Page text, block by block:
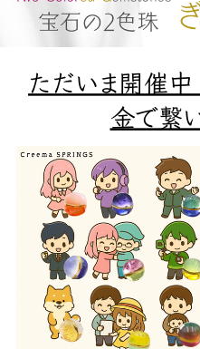
ただいま開催
金で繋